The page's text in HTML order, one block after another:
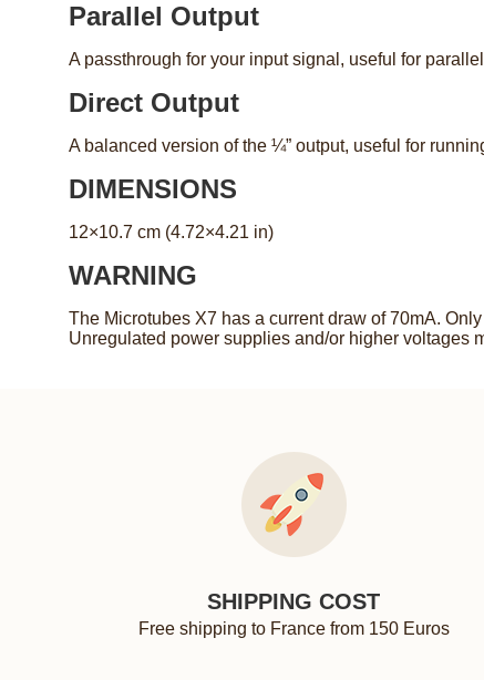
Parallel Output
A passthrough for your input signal, useful for
Direct Output
A balanced version of the ¼” output, useful for
DIMENSIONS
12×10.7 cm (4.72×4.21 in)
WARNING
The Microtubes X7 has a current draw of 70mA.
Unregulated power supplies and/or higher voltages
SHIPPING COST
Free shipping to France from 150 Euros